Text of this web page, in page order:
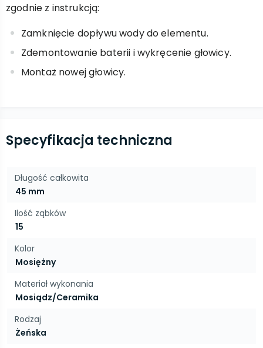
zgodnie z instrukcją:
Zamknięcie dopływu wody do elementu.
Zdemontowanie baterii i wykręcenie głowicy.
Montaż nowej głowicy.
Specyfikacja techniczna
Długość całkowita
45 mm
Ilość ząbków
15
Kolor
Mosiężny
Materiał wykonania
Mosiądz/Ceramika
Rodzaj
Żeńska